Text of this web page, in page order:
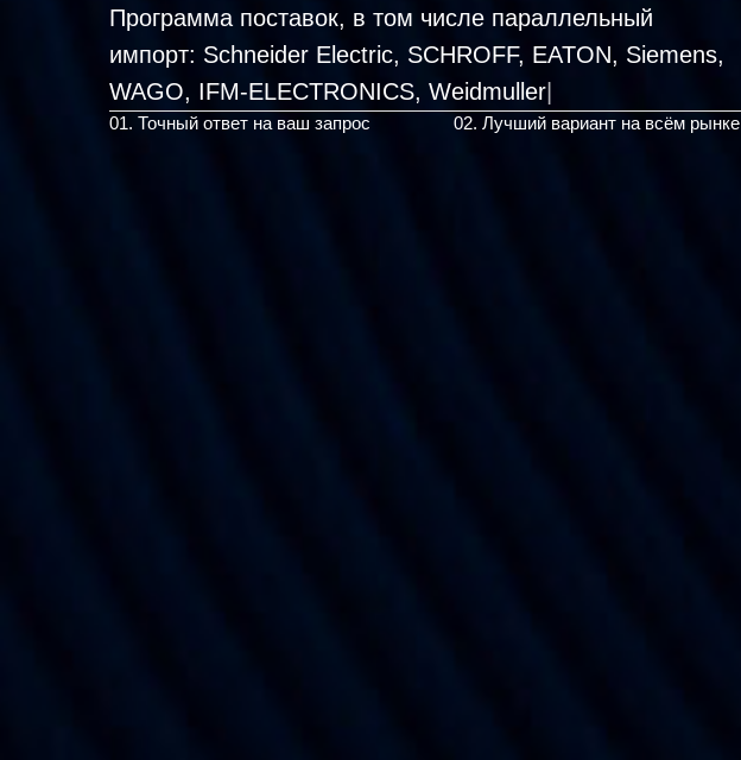
Программа поставок, в том числе параллельный
импорт: Schneider Electric, SCHROFF, EATON, Siemens,
WAGO, IFM-ELECTRONIC|
01. Точный ответ на ваш запрос 02. Лучший вариант на всём рынке